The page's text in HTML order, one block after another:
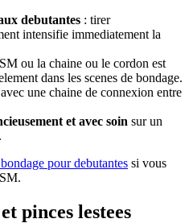
debutantes : tirer
intensifie immediatement la
ou la chaine ou le cordon est
dans les scenes de bondage.
une chaine de connexion entre
et avec soin sur un
pour debutantes si vous
pinces lestees